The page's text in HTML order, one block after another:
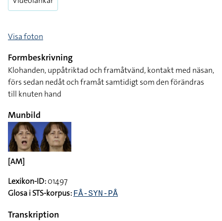
Visa foton
Formbeskrivning
Klohanden, uppåtriktad och framåtvänd, kontakt med näsan,
förs sedan nedåt och framåt samtidigt som den förändras
till knuten hand
Munbild
[AM]
Lexikon-ID:01497
Glosa i STS-korpus: FÅ-SYN-PÅ
Transkription